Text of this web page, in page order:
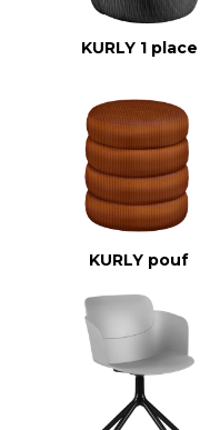
KURLY 1 place
KURLY pouf